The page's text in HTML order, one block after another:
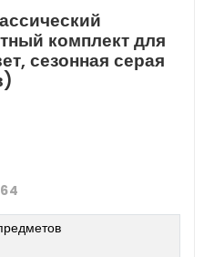
комплект для
сезонная серая